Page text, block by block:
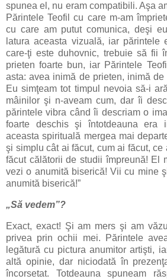
spunea el, nu eram compatibili. Aşa
Părintele Teofil cu care m-am
cu care am putut comunica, deşi
latura aceasta vizuală, iar părintele
care-ţi este duhovnic, trebuie să fii
prieten foarte bun, iar Părintele
asta: avea inimă de prieten, inimă de
Eu simţeam tot timpul nevoia să-i
mâinilor şi n-aveam cum, dar îi
părintele vibra când îi descriam o
foarte deschis şi întotdeauna era
aceasta spirituală mergea mai
şi simplu cât ai făcut, cum ai făcut, ce
făcut călătorii de studii împreună! El
vezi o anumită biserică! Vii cu mine
anumită biserică!”
„Să vedem”?
Exact, exact! Şi am mers şi am
privea prin ochii mei. Părintele
legătură cu pictura anumitor artişti,
altă opinie, dar niciodată în
încorsetat. Totdeauna spuneam